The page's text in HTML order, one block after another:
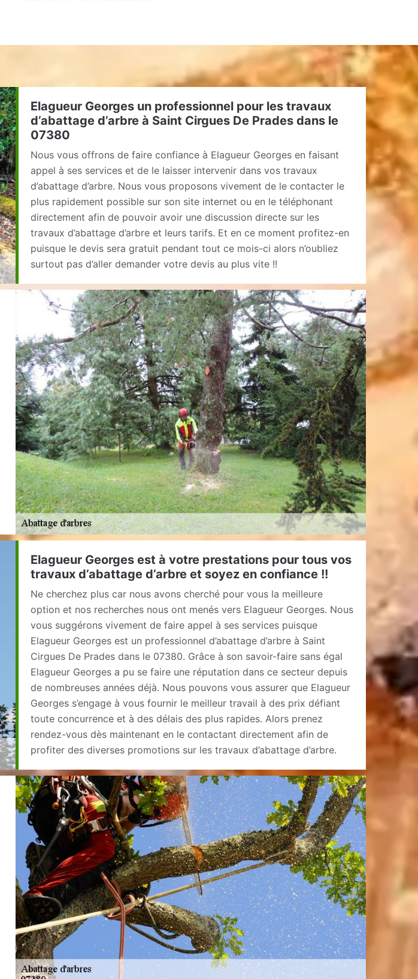
Elagueur Georges un professionnel pour les travaux
d’abattage d’arbre à Saint Cirgues De Prades dans le
07380
Nous vous offrons de faire confiance à Elagueur Georges en faisant
appel à ses services et de le laisser intervenir dans vos travaux
d’abattage d’arbre. Nous vous proposons vivement de le contacter le
plus rapidement possible sur son site internet ou en le téléphonant
directement afin de pouvoir avoir une discussion directe sur les
travaux d’abattage d’arbre et leurs tarifs. Et en ce moment profitez-en
puisque le devis sera gratuit pendant tout ce mois-ci alors n’oubliez
surtout pas d’aller demander votre devis au plus vite !!
Elagueur Georges est à votre prestations pour tous vos
travaux d’abattage d’arbre et soyez en confiance !!
Ne cherchez plus car nous avons cherché pour vous la meilleure
option et nos recherches nous ont menés vers Elagueur Georges. Nous
vous suggérons vivement de faire appel à ses services puisque
Elagueur Georges est un professionnel d’abattage d’arbre à Saint
Cirgues De Prades dans le 07380. Grâce à son savoir-faire sans égal
Elagueur Georges a pu se faire une réputation dans ce secteur depuis
de nombreuses années déjà. Nous pouvons vous assurer que Elagueur
Georges s’engage à vous fournir le meilleur travail à des prix défiant
toute concurrence et à des délais des plus rapides. Alors prenez
rendez-vous dès maintenant en le contactant directement afin de
profiter des diverses promotions sur les travaux d’abattage d’arbre.